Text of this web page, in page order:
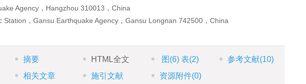
Agency，Hangzhou 310013，China
Station，Gansu Earthquake Agency，Gansu Longnan 742500，China
摘要 HTML全文 图 (6)表(2) 参考文献(10)
相关文章
施引文献 资源附件(0)